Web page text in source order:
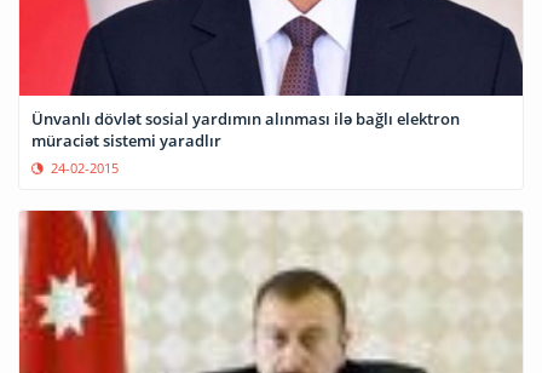
Ünvanlı dövlət sosial yardımın alınması ilə bağlı elektron
müraciət sistemi yaradlır
24-02-2015